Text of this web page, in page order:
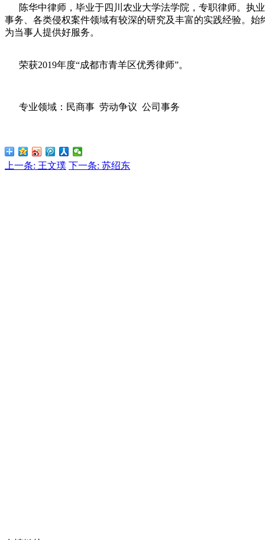
陈华中律师，毕业于四川农业大学法学院，专职律师。执
事务、各类侵权案件领域有较深的研究及丰富的实践经验。
为当事人提供好服务。
荣获2019年度“成都市青羊区优秀律师”。
专业领域：民商事 劳动争议 公司事务
上一条: 王文璞 下一条: 苏绍东